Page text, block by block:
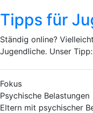
Tipps für
Ständig online?
Jugendliche. Unser
Fokus
Psychische Belastungen
Eltern mit psychischer